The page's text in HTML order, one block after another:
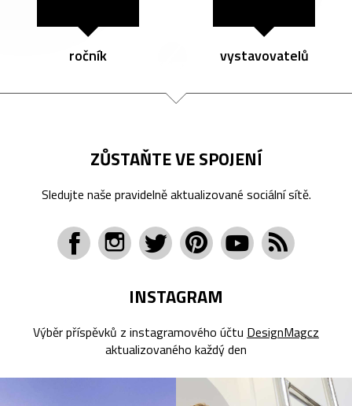
ročník vystavovatelů
ZŮSTAŇTE VE SPOJENÍ
Sledujte naše pravidelně aktualizované sociální sítě.
INSTAGRAM
Výběr příspěvků z instagramového účtu DesignMagcz
aktualizovaného každý den